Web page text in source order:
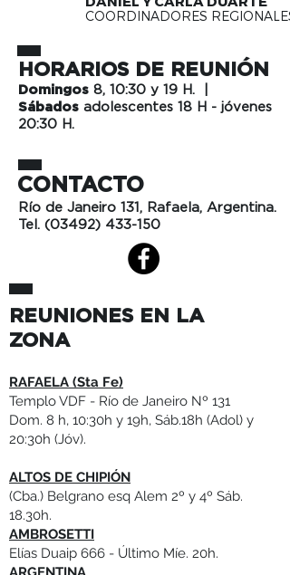
COORDINADORES REGIONALES
HORARIOS DE REUNIÓN
Domingos 8, 10:30 y 19 H.
Sábados adolescentes 18 H - jóvenes
20:30 H.
CONTACTO
Río de Janeiro 131, Rafaela, Argentina.
Tel. (03492) 433-150
REUNIONES EN LA
ZONA
RAFAELA (Sta Fe)
Templo VDF - Río de Janeiro Nº 131
Dom. 8 h, 10:30h y 19h, Sáb.18h (Adol) y
20:30h (Jóv).
ALTOS DE CHIPIÓN
(Cba.) Belgrano esq Alem 2º y 4º Sáb.
18.30h.
AMBROSETTI
Elías Duaip 666 - Último Míe. 20h.